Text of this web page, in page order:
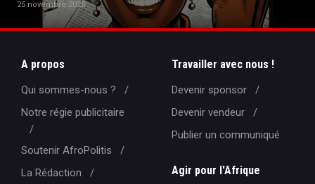
18 août 2025
A propos
Qui sommes-nous ?
Notre régie publicitaire
Soutenir AfroPolitis
La Rédaction
Travailler avec nous !
Devenir sponsor
Devenir vendeur
Publier un communiqué
Agir pour l'Afrique